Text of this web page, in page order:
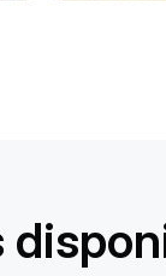
dès maintenant